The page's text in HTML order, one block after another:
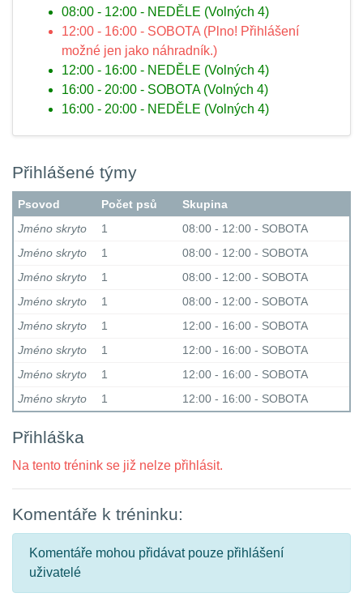
08:00 - 12:00 - NEDĚLE (Volných 4)
12:00 - 16:00 - SOBOTA (Plno! Přihlášení
možné jen jako náhradník.)
12:00 - 16:00 - NEDĚLE (Volných 4)
16:00 - 20:00 - SOBOTA (Volných 4)
16:00 - 20:00 - NEDĚLE (Volných 4)
Přihlášené týmy
Psovod Počet psů
Skupina
Jméno skryto
1
08:00 - 12:00 - SOBOTA
Jméno skryto
1
08:00 - 12:00 - SOBOTA
Jméno skryto
1
08:00 - 12:00 - SOBOTA
Jméno skryto
1
08:00 - 12:00 - SOBOTA
Jméno skryto
1
12:00 - 16:00 - SOBOTA
Jméno skryto
1
12:00 - 16:00 - SOBOTA
Jméno skryto
1
12:00 - 16:00 - SOBOTA
Jméno skryto
1 12:00 - 16:00 - SOBOTA
Přihláška
Na tento trénink se již nelze přihlásit.
Komentáře k tréninku:
Komentáře mohou přidávat pouze přihlášení
uživatelé